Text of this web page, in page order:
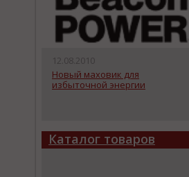
12.08.2010
Новый маховик для
избыточной энергии
Каталог товаров